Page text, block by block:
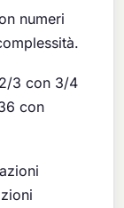
numeri
3 con 3/4
con